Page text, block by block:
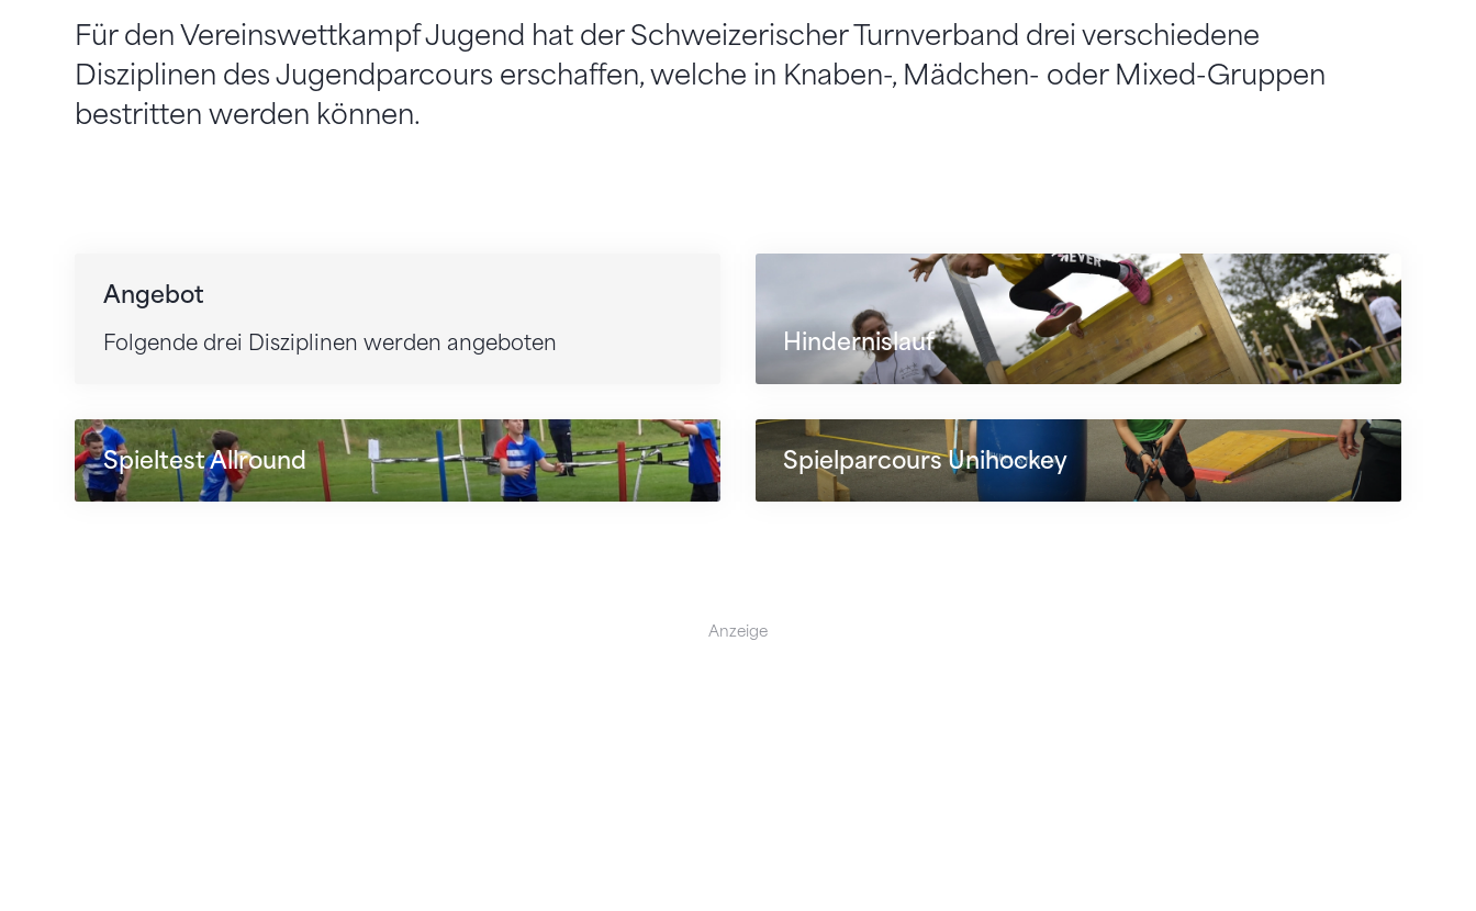
Für den Vereinswettkampf Jugend hat der Schweizerischer Turnverband drei verschiedene
Disziplinen des Jugendparcours erschaffen, welche in Knaben-, Mädchen- oder Mixed-Gruppen
bestritten werden können.
Angebot
Folgende drei Disziplinen werden angeboten Hindernislauf
Spieltest Allround Spielparcours Unihockey
Anzeige